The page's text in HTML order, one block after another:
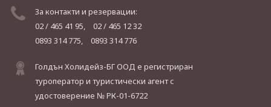
За контакти и резервации:
02 / 465 41 95,
02 / 465 12 32
0893 314 775,
0893 314 776
Голдън Холидейз-БГ ООД е регистриран
туроператор и туристически агент с
удостоверение № РК-01-6722